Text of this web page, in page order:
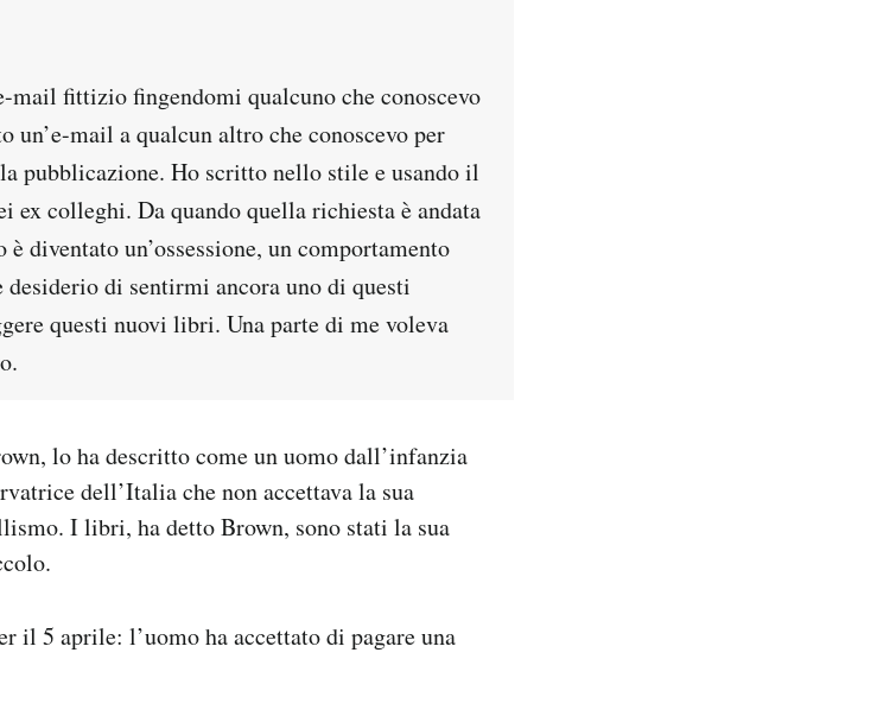
fittizio fingendomi qualcuno che conoscevo
un’e-mail a qualcun altro che conoscevo per
pubblicazione. Ho scritto nello stile e usando il
ex colleghi. Da quando quella richiesta è andata
diventato un’ossessione, un comportamento
di sentirmi ancora uno di questi
questi nuovi libri. Una parte di me voleva
lo ha descritto come un uomo dall’infanzia
dell’Italia che non accettava la sua
I libri, ha detto Brown, sono stati la sua
il 5 aprile: l’uomo ha accettato di pagare una